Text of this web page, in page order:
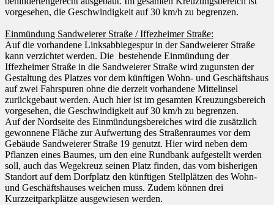
vorgesehen, die Geschwindigkeit auf 30 km/h zu begrenzen.
Einmündung Sandweierer Straße / Iffezheimer Straße:
Auf die vorhandene Linksabbiegespur in der Sandweierer Straße
kann verzichtet werden. Die bestehende Einmündung der
Iffezheimer Straße in die Sandweierer Straße wird zugunsten der
Gestaltung des Platzes vor dem künftigen Wohn- und Geschäftshaus
auf zwei Fahrspuren ohne die derzeit vorhandene Mittelinsel
zurückgebaut werden. Auch hier ist im gesamten Kreuzungsbereich
vorgesehen, die Geschwindigkeit auf 30 km/h zu begrenzen.
Auf der Nordseite des Einmündungsbereiches wird die zusätzlich
gewonnene Fläche zur Aufwertung des Straßenraumes vor dem
Gebäude Sandweierer Straße 19 genutzt. Hier wird neben dem
Pflanzen eines Baumes, um den eine Rundbank aufgestellt werden
soll, auch das Wegekreuz seinen Platz finden, das vom bisherigen
Standort auf dem Dorfplatz den künftigen Stellplätzen des Wohn-
und Geschäftshauses weichen muss. Zudem können drei
Kurzzeitparkplätze ausgewiesen werden.